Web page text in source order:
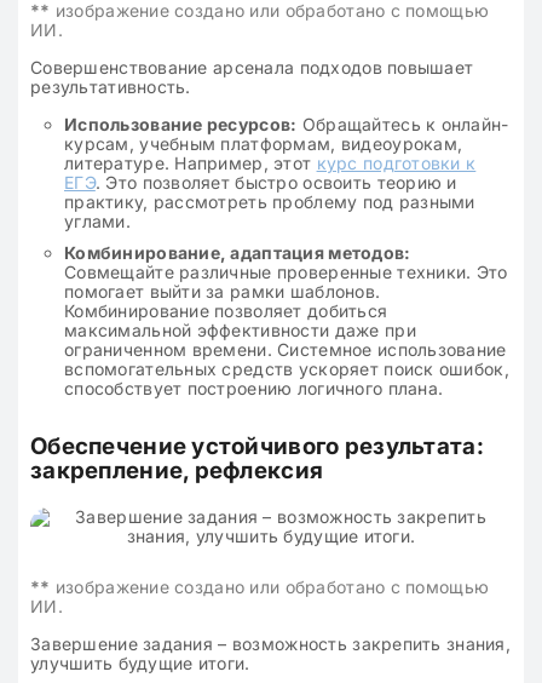
** изображение создано или обработано с помощью
ИИ.
Совершенствование арсенала подходов повышает
результативность.
Использование ресурсов: Обращайтесь к онлайн-
курсам, учебным платформам, видеоурокам,
литературе. Например, этот курс подготовки к
ЕГЭ. Это позволяет быстро освоить теорию и
практику, рассмотреть проблему под разными
углами.
Комбинирование, адаптация методов:
Совмещайте различные проверенные техники. Это
помогает выйти за рамки шаблонов.
Комбинирование позволяет добиться
максимальной эффективности даже при
ограниченном времени. Системное использование
вспомогательных средств ускоряет поиск ошибок,
способствует построению логичного плана.
Обеспечение устойчивого результата:
закрепление, рефлексия
** изображение создано или обработано с помощью
ИИ.
Завершение задания – возможность закрепить знания,
улучшить будущие итоги.